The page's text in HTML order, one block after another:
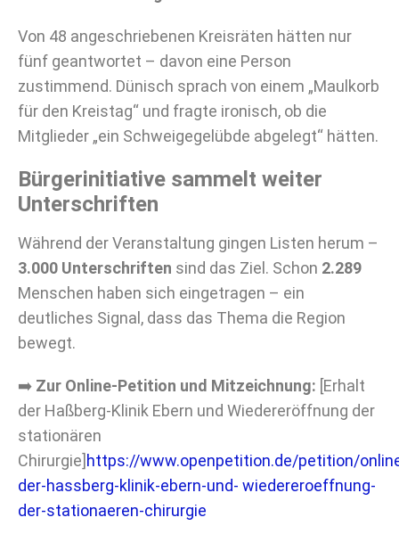
Von 48 angeschriebenen Kreisräten hätten nur
fünf geantwortet – davon eine Person
zustimmend. Dünisch sprach von einem „Maulkorb
für den Kreistag“ und fragte ironisch, ob die
Mitglieder „ein Schweigegelübde abgelegt“ hätten.
Bürgerinitiative sammelt weiter
Unterschriften
Während der Veranstaltung gingen Listen herum –
3.000 Unterschriften sind das Ziel. Schon 2.289
Menschen haben sich eingetragen – ein
deutliches Signal, dass das Thema die Region
bewegt.
➡️ Zur Online-Petition und Mitzeichnung: [Erhalt
der Haßberg-Klinik Ebern und Wiedereröffnung der
stationären
Chirurgie]https://www.openpetition.de/petition/
der-hassberg-klinik-ebern-und- wiedereroeffnung-
der-stationaeren-chirurgie